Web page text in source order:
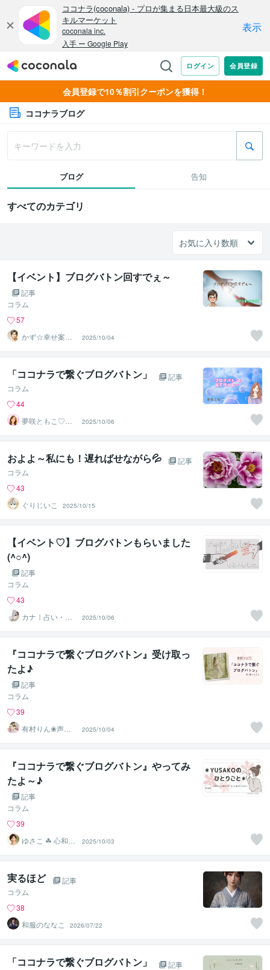
会員登録で10％割引クーポンを獲得！
ココナラブログ
ブログ 告知
すべてのカテゴリ
【イベント】ブログバトン回すでぇ～
記事
コラム
57
かず☆幸せ案内
所
2025/10/04
「ココナラで繋ぐブログバトン」
記事
コラム
44
夢咲ともこ♡心
あたたまる時間
2025/10/06
およよ～私にも！遅ればせながら💦
記事
コラム
43
ぐりじいこ
2025/10/15
【イベント♡】ブログバトンもらいました
(^○^)
記事
コラム
43
カナ｜占い・ス
ピ系専門制作代
行
2025/10/06
『ココナラで繋ぐブログバトン』受け取っ
たよ♪
記事
コラム
39
有村りん❀声と
文字で癒します♪
2025/10/04
『ココナラで繋ぐブログバトン』やってみ
たよ～♪
記事
コラム
39
ゆさこ ☘ 心和ら
ぐ拠り所
2025/10/03
実るほど
記事
コラム
38
和服のななこ
2026/07/22
「ココナラで繋ぐブログバトン」
記事